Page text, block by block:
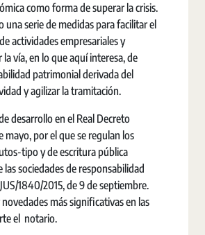
como forma de superar la crisis.
una serie de medidas para facilitar el
actividades empresariales y
vía, en lo que aquí interesa, de
patrimonial derivada del
y agilizar la tramitación.
desarrollo en el Real Decreto
mayo, por el que se regulan los
tipo y de escritura pública
sociedades de responsabilidad
1840/2015, de 9 de septiembre.
más significativas en las
el notario.